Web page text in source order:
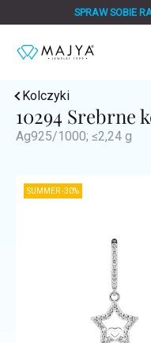
do
SPRAW SOBIE
Kolczyki
10294 Srebrne
Ag925/1000; ≤2,24 g
SUMMER -30%